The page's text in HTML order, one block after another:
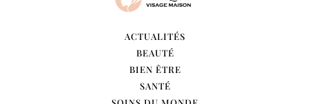
ACTUALITÉS
BEAUTÉ
BIEN ÊTRE
SANTÉ